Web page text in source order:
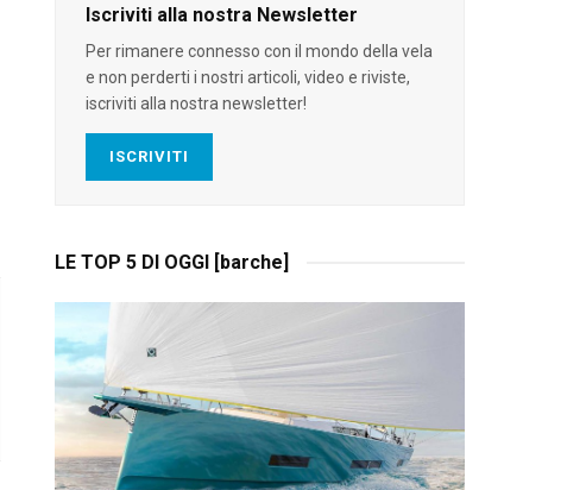
Iscriviti alla nostra Newsletter
Per rimanere connesso con il mondo della vela
e non perderti i nostri articoli, video e riviste,
iscriviti alla nostra newsletter!
ISCRIVITI
LE TOP 5 DI OGGI [barche]